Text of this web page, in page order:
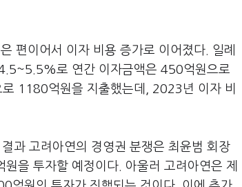
편이어서 이자 비용 증가로 이어졌다. 일례
로 연간 이자금액은 450억원으로
1180억원을 지출했는데, 2023년 이자 비
과 고려아연의 경영권 분쟁은 최윤범 회장
을 투자할 예정이다. 아울러 고려아연은 제